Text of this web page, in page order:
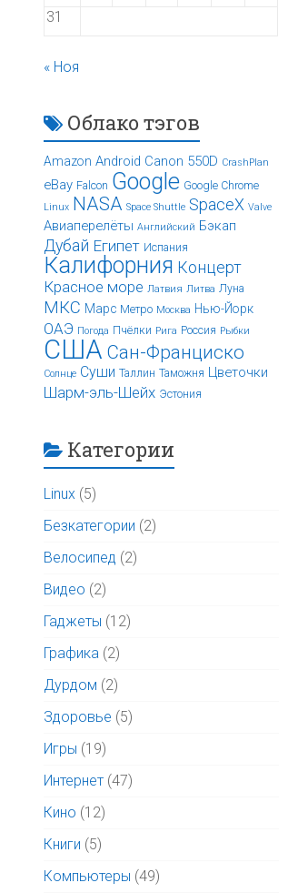
31
« Ноя
Облако тэгов
Amazon Android Canon 550D CrashPlan
eBay Falcon Google Google Chrome
Linux NASA Space Shuttle SpaceX Valve
Авиаперелёты Английский Бэкап
Дубай Египет Испания
Калифорния Концерт
Красное море Латвия Литва Луна
МКС Марс Метро Москва Нью-Йорк
ОАЭ Погода Пчёлки Рига Россия Рыбки
США Сан-Франциско
Солнце Суши Таллин Таможня Цветочки
Шарм-эль-Шейх Эстония
Категории
Linux (5)
Безкатегории (2)
Велосипед (2)
Видео (2)
Гаджеты (12)
Графика (2)
Дурдом (2)
Здоровье (5)
Игры (19)
Интернет (47)
Кино (12)
Книги (5)
Компьютеры (49)